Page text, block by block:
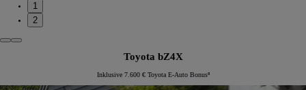
1
2
Toyota bZ4X
Inklusive 7.600 € Toyota E-Auto Bonus⁸